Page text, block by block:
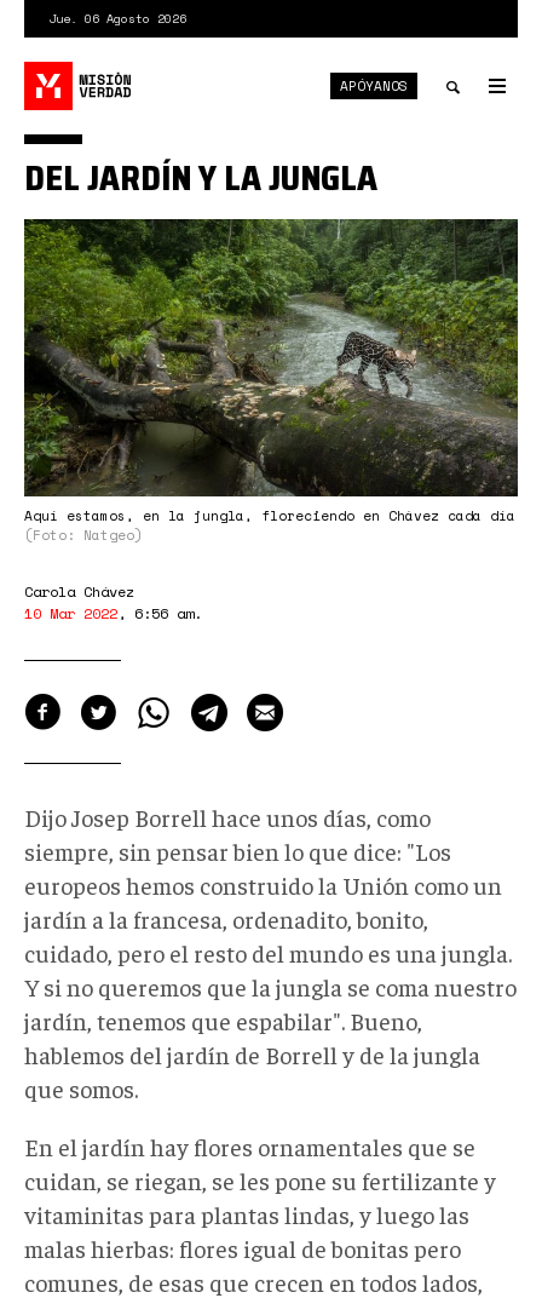
contenido
principal
Jue. 06 Agosto 2026
APÓYANOS
jungla
amazonas.jpg
Aquí estamos, en la jungla, floreciendo en Chávez cada día
(Foto: Natgeo)
DEL JARDÍN Y LA JUNGLA
Carola Chávez
10 Mar 2022, 6:56 am.
Dijo Josep Borrell hace unos días, como
siempre, sin pensar bien lo que dice: "Los
europeos hemos construido la Unión como un
jardín a la francesa, ordenadito, bonito,
cuidado, pero el resto del mundo es una jungla.
Y si no queremos que la jungla se coma nuestro
jardín, tenemos que espabilar". Bueno,
hablemos del jardín de Borrell y de la jungla
que somos.
En el jardín hay flores ornamentales que se
cuidan, se riegan, se les pone su fertilizante y
vitaminitas para plantas lindas, y luego las
malas hierbas: flores igual de bonitas pero
comunes, de esas que crecen en todos lados,